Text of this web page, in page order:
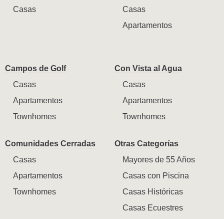
Casas
Casas
Apartamentos
Campos de Golf
Casas
Apartamentos
Townhomes
Con Vista al Agua
Casas
Apartamentos
Townhomes
Comunidades Cerradas
Casas
Apartamentos
Townhomes
Otras Categorías
Mayores de 55 Años
Casas con Piscina
Casas Históricas
Casas Ecuestres